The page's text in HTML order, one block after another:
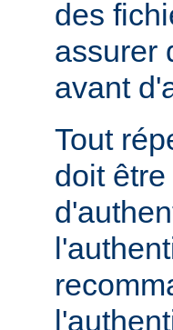
des
assurer
avant
Tout
doit